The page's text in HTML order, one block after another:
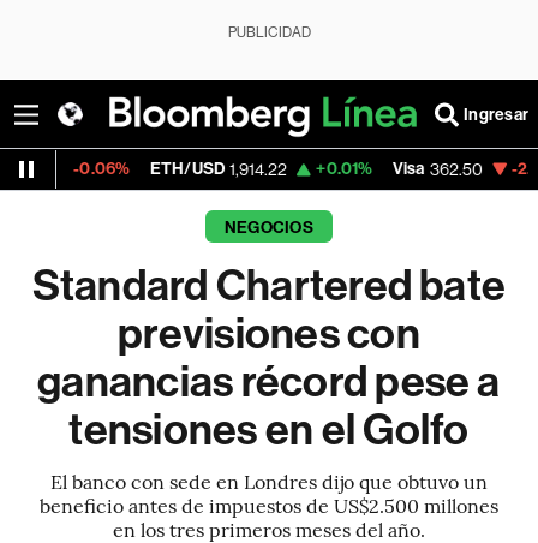
PUBLICIDAD
Ingresar
ETH/USD 1,914.22 +0.01% Visa 362.50 -2.15%
NEGOCIOS
Standard Chartered bate
previsiones con
ganancias récord pese a
tensiones en el Golfo
El banco con sede en Londres dijo que obtuvo un
beneficio antes de impuestos de US$2.500 millones
en los tres primeros meses del año.